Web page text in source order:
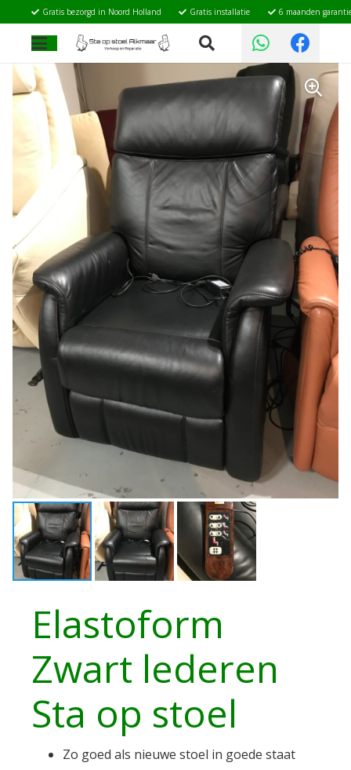
Gratis bezorgd in Noord Holland Gratis installatie 6 maanden
Elastoform
Zwart lederen
Sta op stoel
Zo goed als nieuwe stoel in goede staat